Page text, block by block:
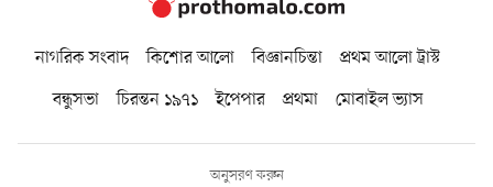
নাগরিক সংবাদ কিশোর আলো বিজ্ঞানচিন্তা
প্রথম আলো ট্রাস্ট
বন্ধুসভা
চিরন্তন ১৯৭১ ইপেপার প্রথমা মোবাইল ভ্যাস
অনুসরণ করুন